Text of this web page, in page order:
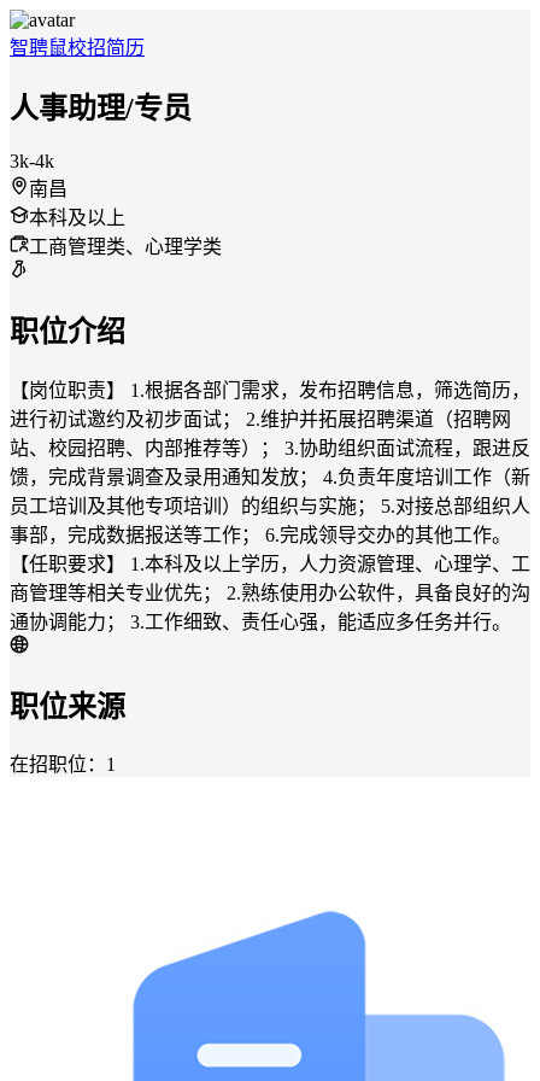
智聘鼠校招简历
人事助理/专员
3k-4k
南昌
本科及以上
工商管理类、心理学类
职位介绍
【岗位职责】 1.根据各部门需求，发布招聘信息，筛选简历，
进行初试邀约及初步面试； 2.维护并拓展招聘渠道（招聘网
站、校园招聘、内部推荐等）； 3.协助组织面试流程，跟进反
馈，完成背景调查及录用通知发放； 4.负责年度培训工作（新
员工培训及其他专项培训）的组织与实施； 5.对接总部组织人
事部，完成数据报送等工作； 6.完成领导交办的其他工作。
【任职要求】 1.本科及以上学历，人力资源管理、心理学、工
商管理等相关专业优先； 2.熟练使用办公软件，具备良好的沟
通协调能力； 3.工作细致、责任心强，能适应多任务并行。
职位来源
在招职位：1